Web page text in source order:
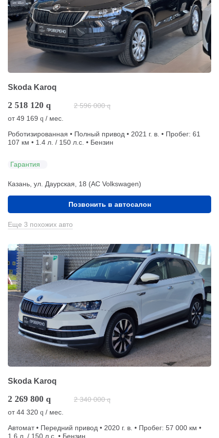
Skoda Karoq
2 518 120 q 2 596 000 q
от49 169 q / мес.
Роботизированная • Полный привод • 2021 г. в. • Пробег: 61
107 км • 1.4 л. / 150 л.с. • Бензин
Гарантия
Казань, ул. Даурская, 18 (АС Volkswagen)
Позвонить в автосалон
Еще 3 похожих авто
Skoda Karoq
2 269 800 q 2 340 000 q
от44 320 q / мес.
Автомат • Передний привод • 2020 г. в. • Пробег: 57 000 км •
1.6 л. / 150 л.с. • Бензин